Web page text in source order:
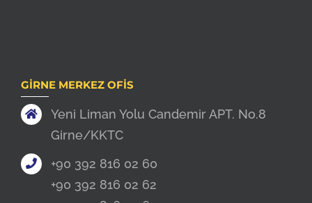
GIRNE MERKEZ OFIS
Yeni Liman Yolu Candemir APT. No.8
Girne/KKTC
+90 392 816 02 60
+90 392 816 02 62